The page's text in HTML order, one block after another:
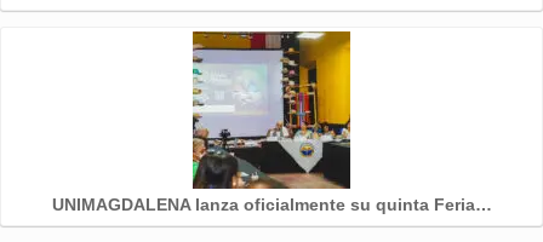
UNIMAGDALENA lanza oficialmente su quinta Feria…